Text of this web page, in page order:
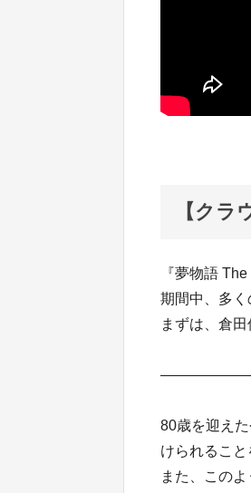
【クラ
『夢物語
期間中、多く
まずは、倉
80歳を迎え
けられること
また、この